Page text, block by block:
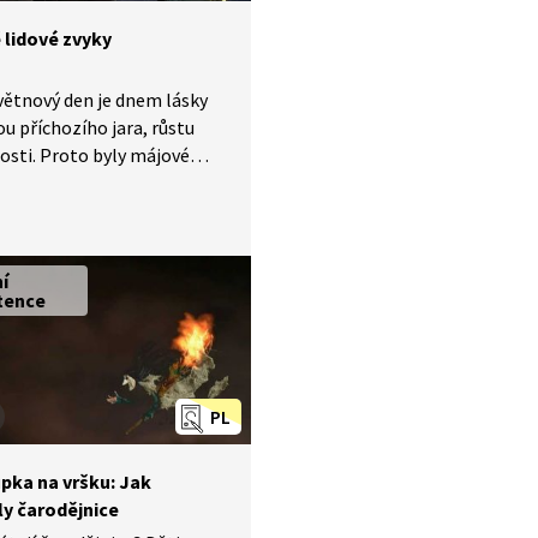
lidové zvyky
den je dnem lásky
příchozího jara, růstu
Proto byly májové
a k lidovým zvykům
stavění májky i volba
PL
na vršku: Jak
čarodějnice